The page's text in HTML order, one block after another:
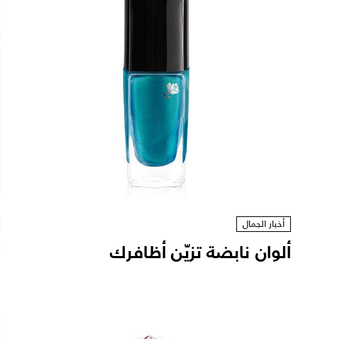
أخبار الجمال
ألوان نابضة تزيّن أظافرك